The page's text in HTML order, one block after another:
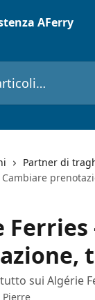
Partner di
Ferries
sui Algérie
Pierre